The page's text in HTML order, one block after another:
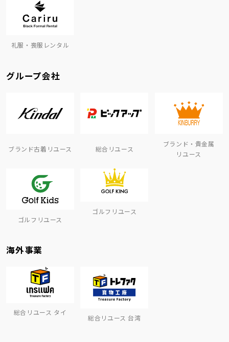
礼服・喪服レンタル
グループ会社
ブランド古着リユース 総合リユース
ブランド・貴金属
リユース
ゴルフリユース
ゴルフリユース
海外事業
総合リユース タイ
総合リユース 台湾